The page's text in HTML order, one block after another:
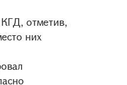
отметив,
них